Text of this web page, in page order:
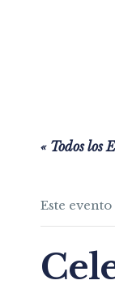
« Todos los
Este